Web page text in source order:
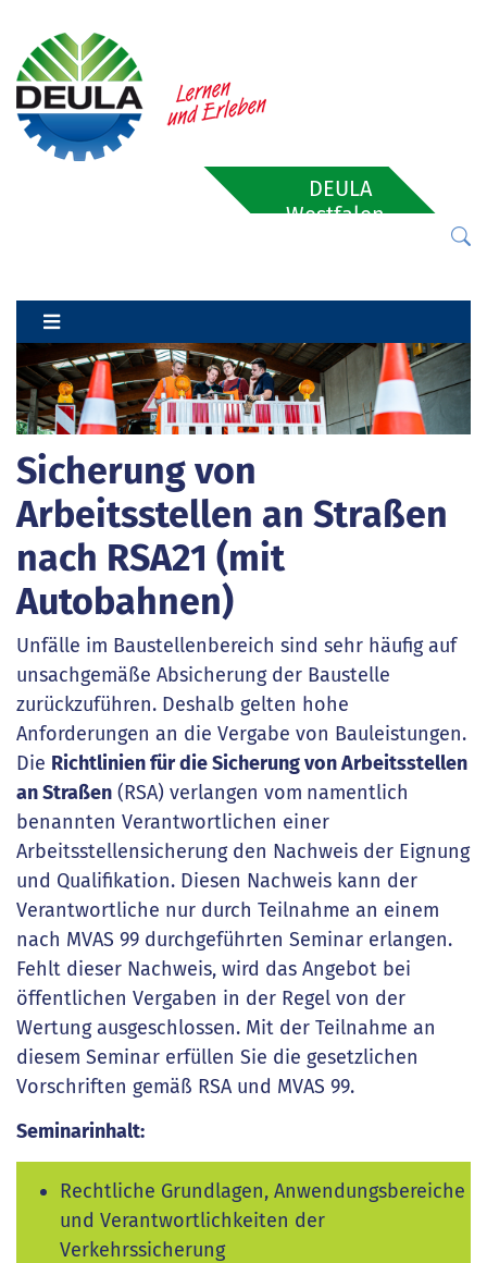
DEULA
Westfalen-
Sicherung von
Arbeitsstellen an Straßen
nach RSA21 (mit
Autobahnen)
Unfälle im Baustellenbereich sind sehr häufig auf
unsachgemäße Absicherung der Baustelle
zurückzuführen. Deshalb gelten hohe
Anforderungen an die Vergabe von Bauleistungen.
Die Richtlinien für die Sicherung von Arbeitsstellen
an Straßen (RSA) verlangen vom namentlich
benannten Verantwortlichen einer
Arbeitsstellensicherung den Nachweis der Eignung
und Qualifikation. Diesen Nachweis kann der
Verantwortliche nur durch Teilnahme an einem
nach MVAS 99 durchgeführten Seminar erlangen.
Fehlt dieser Nachweis, wird das Angebot bei
öffentlichen Vergaben in der Regel von der
Wertung ausgeschlossen. Mit der Teilnahme an
diesem Seminar erfüllen Sie die gesetzlichen
Vorschriften gemäß RSA und MVAS 99.
Seminarinhalt:
Rechtliche Grundlagen, Anwendungsbereiche
und Verantwortlichkeiten der
Verkehrssicherung